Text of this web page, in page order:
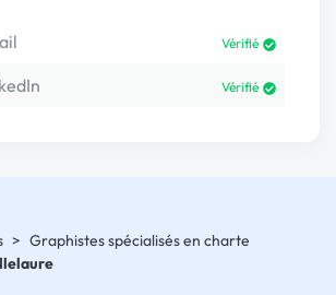
Vérifié
Vérifié
> Graphistes spécialisés en charte